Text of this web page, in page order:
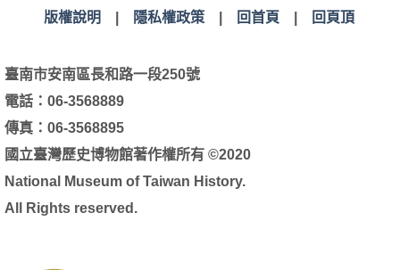
版權說明 隱私權政策| 回首頁 回頁頂
臺南市安南區長和路一段250號
電話：06-3568889
傳真：06-3568895
國立臺灣歷史博物館著作權所有 ©2020
National Museum of Taiwan History.
All Rights reserved.